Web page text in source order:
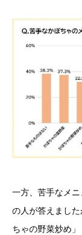
一方、苦手なメ
の人が答えまし
ちゃの野菜炒め